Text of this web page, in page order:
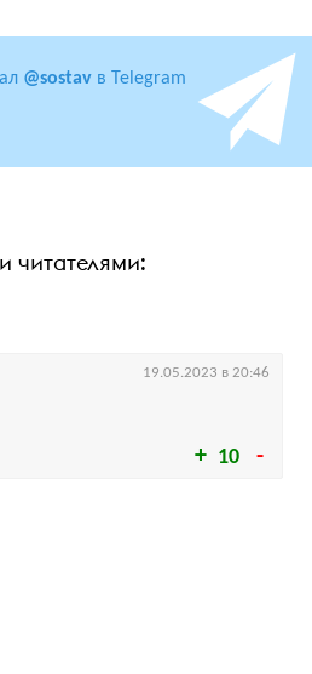
@sostav в Telegram
читателями:
10
19.05.2023 в 20:46